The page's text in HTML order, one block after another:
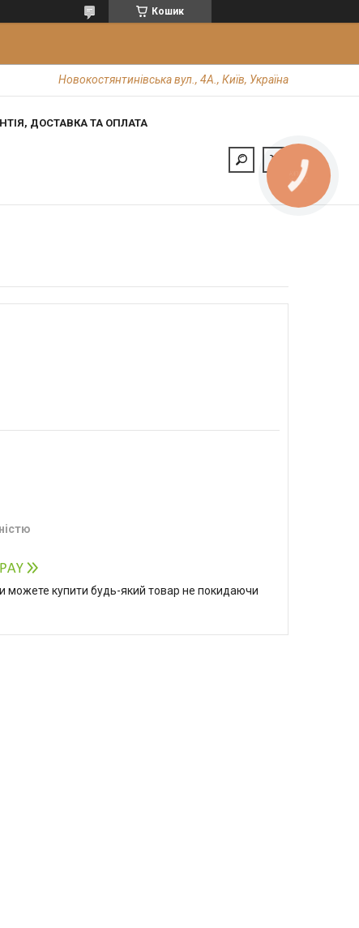
Кошик
Новокостянтинівська вул., 4А., Київ, Україна
ДОСТАВКА ТА ОПЛАТА
можете купити будь-який товар не покидаючи
КНОПКА
ЗВ'ЯЗКУ